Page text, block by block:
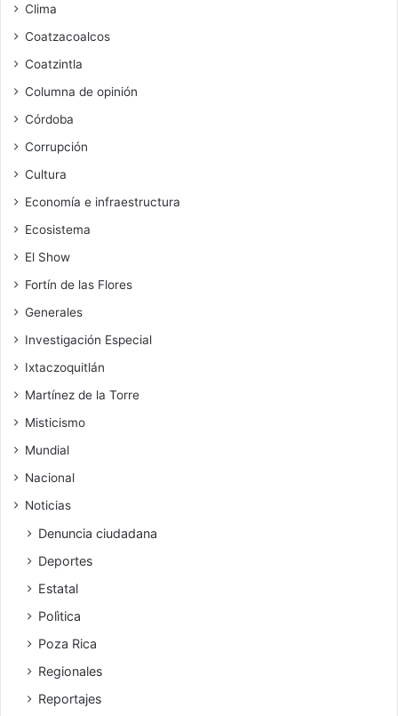
Clima
Coatzacoalcos
Coatzintla
Columna de opinión
Córdoba
Corrupción
Cultura
Economía e infraestructura
Ecosistema
El Show
Fortín de las Flores
Generales
Investigación Especial
Ixtaczoquitlán
Martínez de la Torre
Misticismo
Mundial
Nacional
Noticias
Denuncia ciudadana
Deportes
Estatal
Polìtica
Poza Rica
Regionales
Reportajes